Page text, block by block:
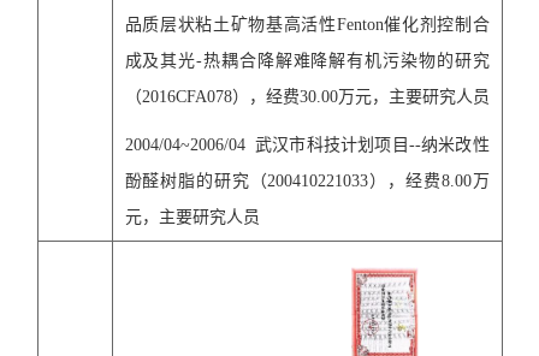
品质层状粘土矿物基高活性Fenton催化剂控制合
成及其光-热耦合降解难降解有机污染物的研究
（2016CFA078），经费30.00万元，主要研究人员
2004/04~2006/04 武汉市科技计划项目 --纳米改性
酚醛树脂的研究 （200410221033），经费8.00万
元，主要研究人员